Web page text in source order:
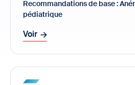
Recommandations de base :
pédiatrique
Voir